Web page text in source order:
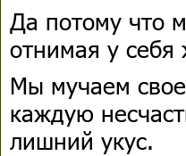
Да потому что
отнимая у
Мы мучаем
каждую
лишний укус.